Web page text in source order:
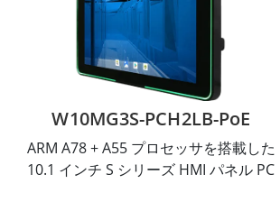
W10MG3S-PCH2LB-PoE
ARM A78 + A55 プロセッサを搭載した
10.1 インチ S シリーズ HMI パネル PC